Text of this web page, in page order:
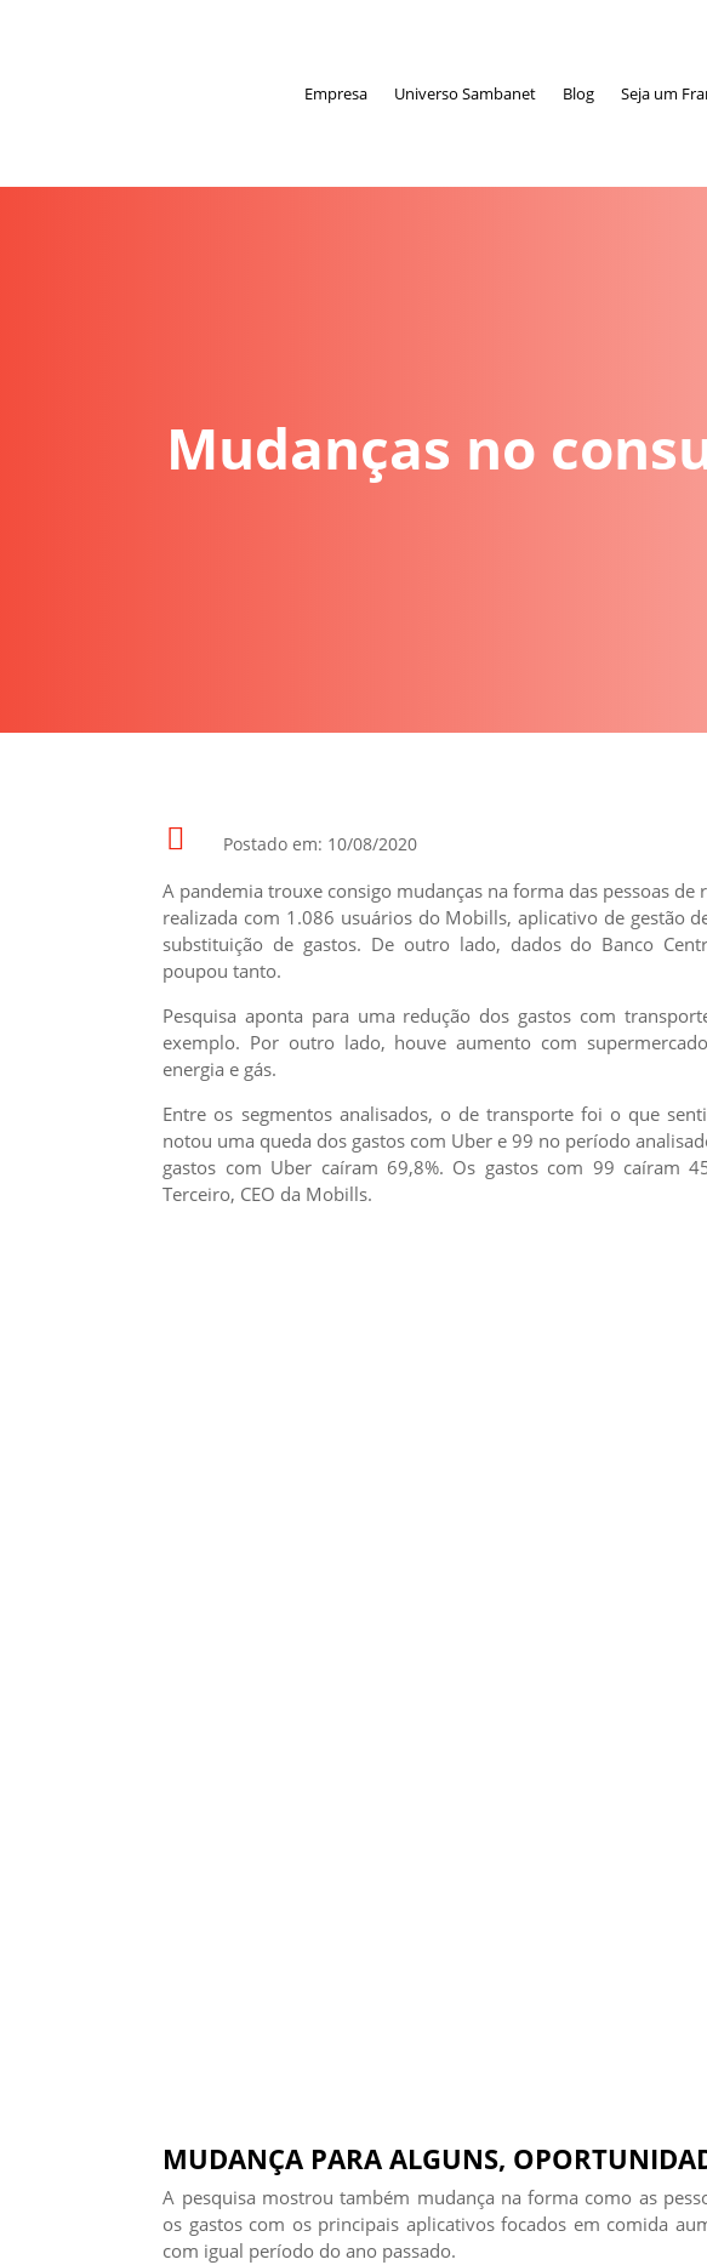
Empresa Universo Sambanet Blog Seja um
Mudanças no
 Postado em: 10/08/2020
A pandemia trouxe consigo mudanças na forma das pessoas de
realizada com 1.086 usuários do Mobills, aplicativo de gestão
substituição de gastos. De outro lado, dados do Banco
poupou tanto.
Pesquisa aponta para uma redução dos gastos com
exemplo. Por outro lado, houve aumento com
energia e gás.
Entre os segmentos analisados, o de transporte foi o que
notou uma queda dos gastos com Uber e 99 no período
gastos com Uber caíram 69,8%. Os gastos com 99 caíram
Terceiro, CEO da Mobills.
MUDANÇA PARA ALGUNS,
A pesquisa mostrou também mudança na forma como as
os gastos com os principais aplicativos focados em comida
com igual período do ano passado.